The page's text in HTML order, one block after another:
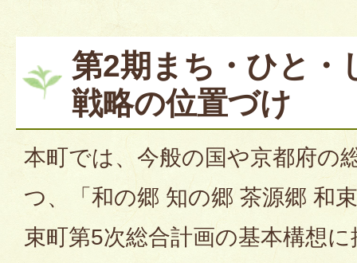
第2期まち・ひと・
戦略の位置づけ
本町では、今般の国や京都府の
つ、「和の郷 知の郷 茶源郷 和
束町第5次総合計画の基本構想